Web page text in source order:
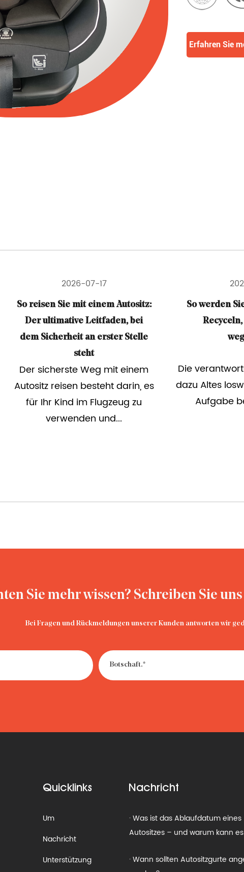
Erfahren Sie
2026-07-10
So werden Sie alte Autositze los:
Recyceln, spenden oder
wegwerfen?
Die verantwortungsvollsten Wege
dazu Altes loswerden Autositze Die
Aufgabe besteht darin, s...
Die
Sie mehr wissen? Schreiben Sie
Bei Fragen und Rückmeldungen unserer Kunden antworten wir
Quicklinks
Um
Nachricht
Unterstützung
Nachricht
Recyceln, spenden oder
Autositzes – und warum kann es
· Wann sollten Autositzgurte
werden?
· So reisen Sie mit einem